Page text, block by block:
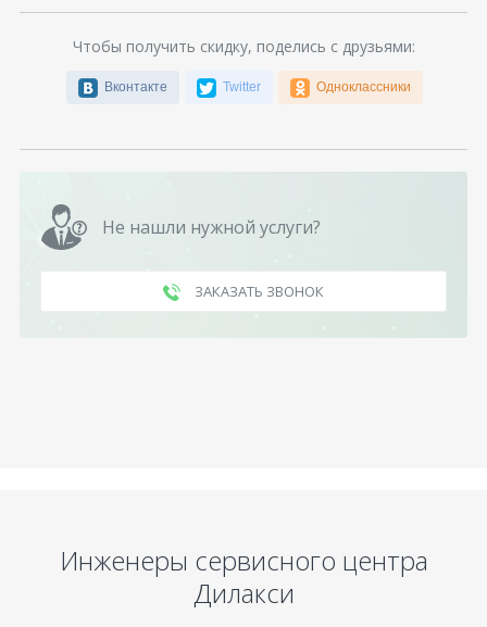
Чтобы получить скидку, поделись с друзьями:
Вконтакте Twitter Одноклассники
Не нашли нужной услуги?
ЗАКАЗАТЬ ЗВОНОК
Инженеры сервисного центра
Дилакси